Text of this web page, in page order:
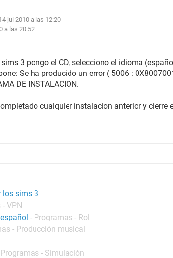
jul 2010 a las 12:20
a las 20:52
3 pongo el CD, selecciono el idioma
Se ha producido un error (-5006 :
DE INSTALACION.
cualquier instalacion anterior y cierre
los sims 3
VPN
- Programas - Rol
- Producción musical
- Simulación